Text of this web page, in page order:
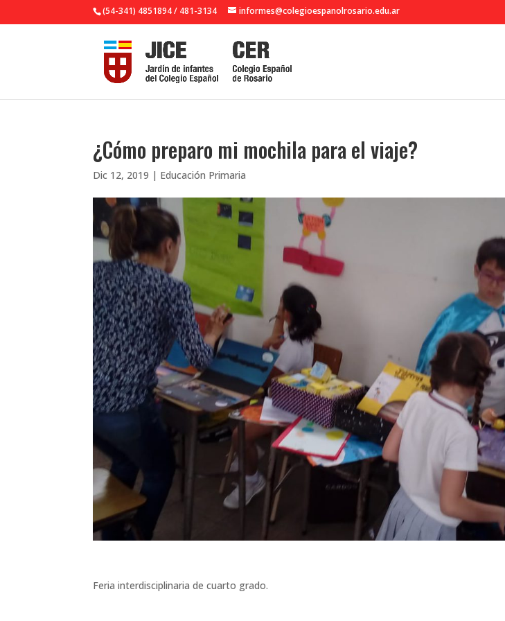
(54-341) 4851894 / 481-3134 informes@colegioespanolrosario.edu.ar
¿Cómo preparo mi mochila para el viaje?
Dic 12, 2019 | Educación Primaria
Feria interdisciplinaria de cuarto grado.